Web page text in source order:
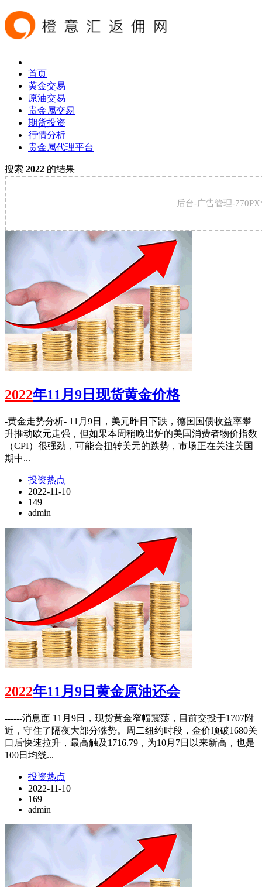
首页
黄金交易
原油交易
贵金属交易
期货投资
行情分析
贵金属代理平台
搜索 2022 的结果
后台-广告管理-
2022年11月9日现货黄金价格
-黄金走势分析- 11月9日，美元昨日下跌，德国国债收益率攀
升推动欧元走强，但如果本周稍晚出炉的美国消费者物价指数
（CPI）很强劲，可能会扭转美元的跌势，市场正在关注美国
期中...
投资热点
2022-11-10
149
admin
2022年11月9日黄金原油还会
------消息面 11月9日，现货黄金窄幅震荡，目前交投于1707附
近，守住了隔夜大部分涨势。周二纽约时段，金价顶破1680关
口后快速拉升，最高触及1716.79，为10月7日以来新高，也是
100日均线...
投资热点
2022-11-10
169
admin